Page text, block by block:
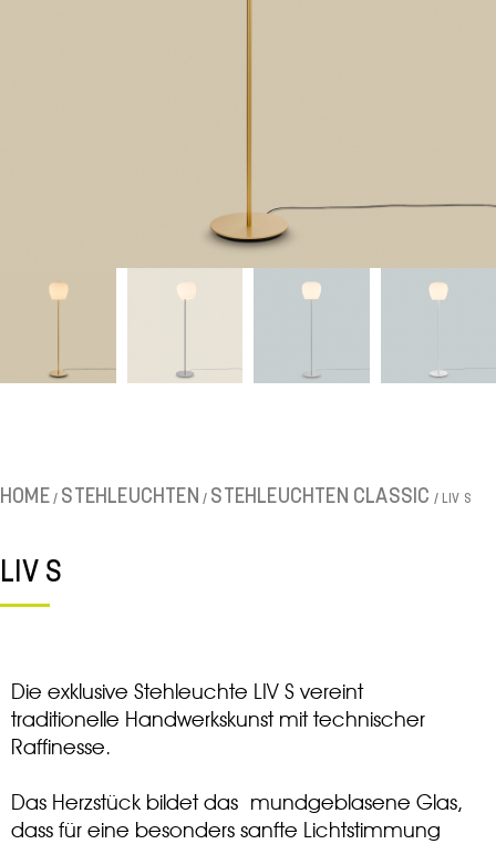
HOME/ STEHLEUCHTEN / STEHLEUCHTEN CLASSIC / LIV S
LIV S
Die exklusive Stehleuchte LIV S vereint
traditionelle Handwerkskunst mit technischer
Raffinesse.
Das Herzstück bildet das mundgeblasene Glas,
dass für eine besonders sanfte Lichtstimmung